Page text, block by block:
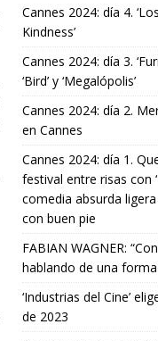
Cannes 2024: día 4.
Kindness’
Cannes 2024: día 3.
‘Bird’ y ‘Megalópolis’
Cannes 2024: día 2.
en Cannes
Cannes 2024: día 1.
festival entre risas con
comedia absurda
con buen pie
FABIAN WAGNER:
hablando de una
‘Industrias del Cine’
de 2023